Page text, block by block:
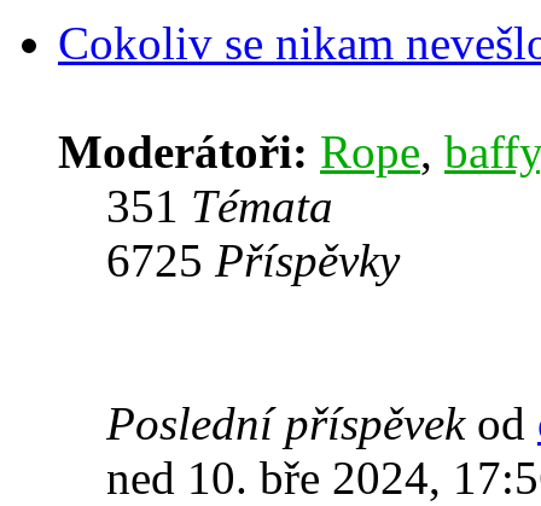
Cokoliv se nikam
Moderátoři: Rope, baffy
351 Témata
6725 Příspěvky
Poslední příspěvekod
ned 10. bře 2024,